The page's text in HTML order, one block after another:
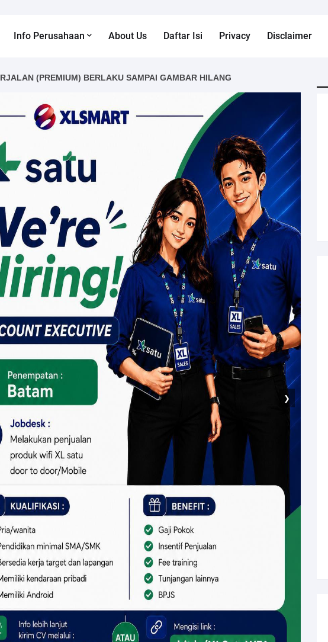
Info Perusahaan About Us Daftar Isi Privacy Disclaimer
(PREMIUM) BERLAKU SAMPAI GAMBAR HILANG
❯